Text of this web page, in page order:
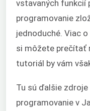
vstavaných funkcií
programovanie
jednoduché. Viac
si môžete prečítať
tutoriál by vám
Tu sú ďalšie zdroje
programovanie v